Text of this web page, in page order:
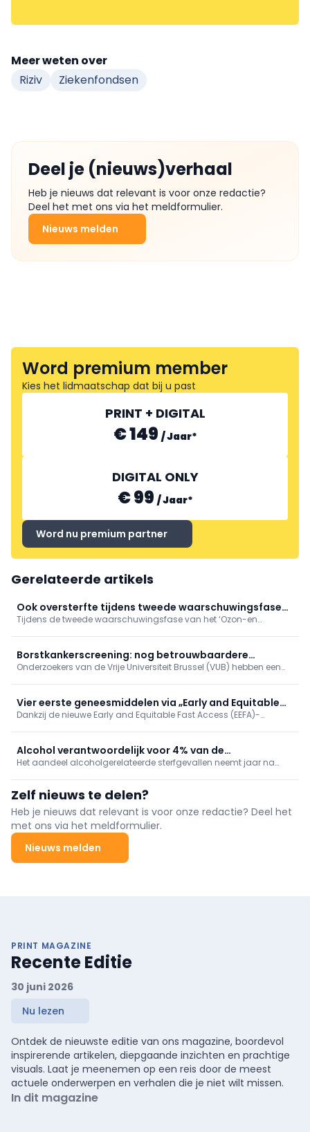
Meer weten over
Riziv
Ziekenfondsen
Deel je (nieuws)verhaal
Heb je nieuws dat relevant is voor onze redactie?
Deel het met ons via het meldformulier.
Nieuws melden
Word premium member
Kies het lidmaatschap dat bij u past
PRINT + DIGITAL
€ 149 /Jaar*
DIGITAL ONLY
€ 99 /Jaar*
Word nu premium partner
Gerelateerde artikels
Ook oversterfte tijdens tweede waarschuwingsfase
'Ozon- en hitteplan'
Tijdens de tweede waarschuwingsfase van het ‘Ozon-en
hoewel beperkter dan tijdens de hittegolf eind juni.
Borstkankerscreening: nog betrouwbaardere
simulatiemodellen
Onderzoekers van de Vrije Universiteit Brussel (VUB) hebben een
borstkankerscreening.
Vier eerste geneesmiddelen via „Early and Equitable
Access“
Dankzij de nieuwe Early and Equitable Fast Access (EEFA)-
de oncologie, maar één ervan is bestemd voor de nefrologie.
Alcohol verantwoordelijk voor 4% van de
sterfgevallen in België
Het aandeel alcoholgerelateerde sterfgevallen neemt jaar na
Zelf nieuws te delen?
Heb je nieuws dat relevant is voor onze redactie? Deel het
met ons via het meldformulier.
Nieuws melden
PRINT MAGAZINE
Recente Editie
30 juni 2026
Nu lezen
Ontdek de nieuwste editie van ons magazine, boordevol
inspirerende artikelen, diepgaande inzichten en prachtige
visuals. Laat je meenemen op een reis door de meest
actuele onderwerpen en verhalen die je niet wilt missen.
In dit magazine